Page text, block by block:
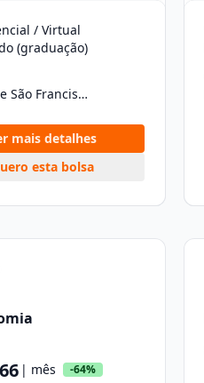
/ Virtual
(graduação)
Canindé de São Francisco/SE
mais detalhes
esta bolsa
| mês -64%